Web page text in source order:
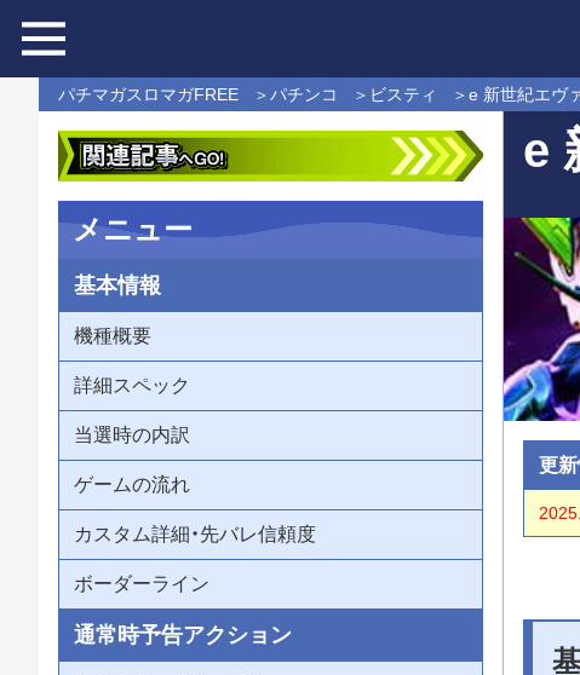
パチマガスロマガFREE パチンコ ビスティ e 新世紀エヴ
e
更
メニュー
基本情報
機種概要
詳細スペック
当選時の内訳
ゲームの流れ
カスタム詳細・先バレ信頼度
ボーダーライン
通常時予告アクション